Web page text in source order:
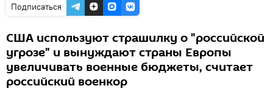
Подписаться
США используют страшилку о "российской
угрозе" и вынуждают страны Европы
увеличивать военные бюджеты, считает
российский военкор